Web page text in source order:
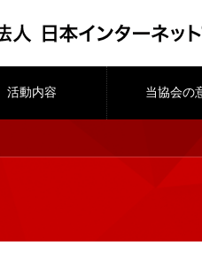
活動内容 当協会の